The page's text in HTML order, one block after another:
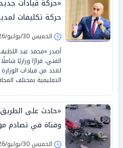
«حركة قيادات
حركة تكليفات
بالتعليمالخميس 30/يوليو/2026 - 06:12 م
أصدر «محمد عبد
الفني، قرارًا وزاريًا
لعدد من قيادات
التعليمية بمختلف
«حادث على
وفتاة في تصادم
الخميس 30/يوليو/2026 - 05:56 م